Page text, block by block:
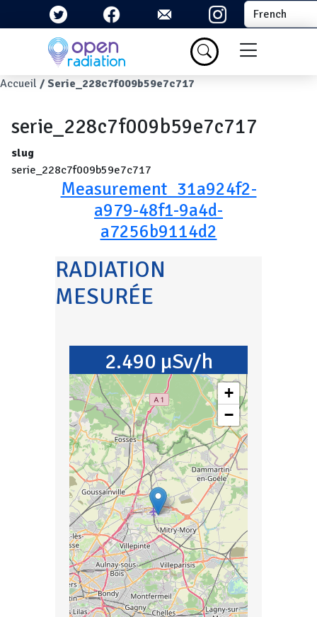
Aller au contenu principal Select your
Menu du
Fil d'Ariane
Accueil Serie_228c7f009b59e7c717
serie_228c7f009b59e7c717
slug
serie_228c7f009b59e7c717
Measurement_31a924f2-
a979-48f1-9a4d-
a7256b9114d2
RADIATION
MESURÉE
2.490 µSv/h
+
−